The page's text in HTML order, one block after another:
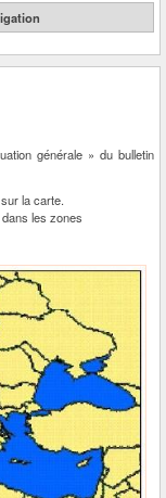
générale » du bulletin
la carte.
dans les zones